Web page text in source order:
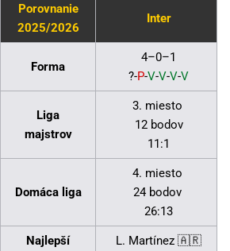
Porovnanie
2025/2026
Inter
Forma
4–0–1
?-P-V-V-V-V
Liga
majstrov
3. miesto
12 bodov
11:1
Domáca liga
4. miesto
24 bodov
26:13
Najlepší
L. Martínez 🇦🇷